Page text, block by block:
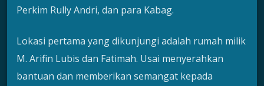
Perkim Rully Andri, dan para Kabag.
Lokasi pertama yang dikunjungi adalah rumah milik
M. Arifin Lubis dan Fatimah. Usai menyerahkan
bantuan dan memberikan semangat kepada